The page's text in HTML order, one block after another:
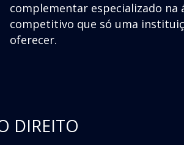
complementar especializado na
competitivo que só uma
oferecer.
DIREITO